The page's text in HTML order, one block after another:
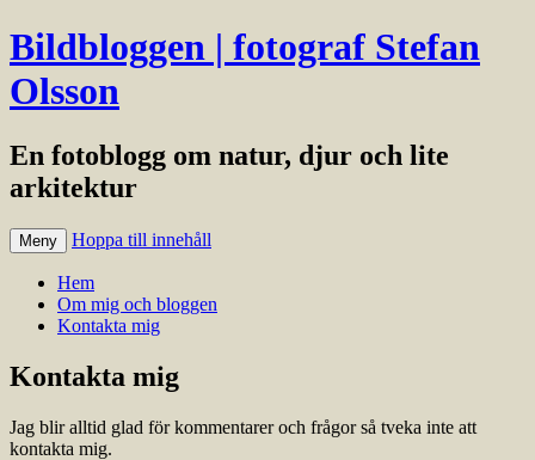
Bildbloggen | fotograf Stefan
Olsson
En fotoblogg om natur, djur och lite
arkitektur
Meny Hoppa till innehåll
Hem
Om mig och bloggen
Kontakta mig
Kontakta mig
Jag blir alltid glad för kommentarer och frågor så tveka inte att
kontakta mig.